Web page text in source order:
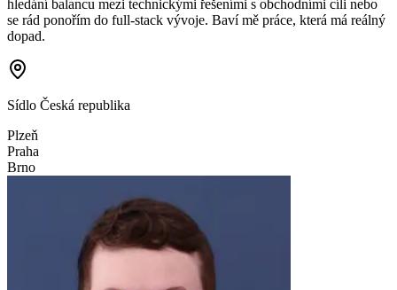
hledání balancu mezi technickými řešeními s obchodními cíli nebo
se rád ponořím do full-stack vývoje. Baví mě práce, která má reálný
dopad.
Sídlo Česká republika
Plzeň
Praha
Brno